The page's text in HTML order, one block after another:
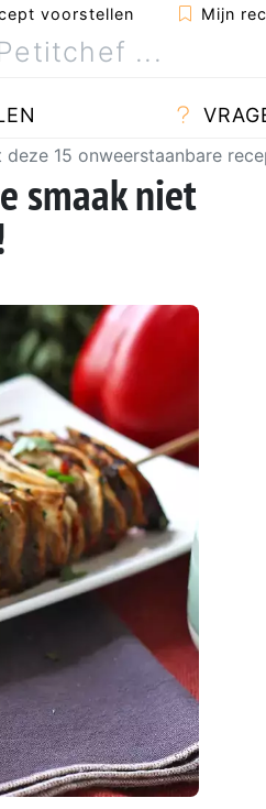
voorstellen Mijn
15 onweerstaanbare
smaak niet